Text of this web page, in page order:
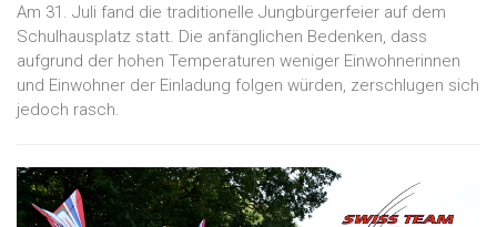
Am 31. Juli fand die traditionelle Jungbürgerfeier auf dem
Schulhausplatz statt. Die anfänglichen Bedenken, dass
aufgrund der hohen Temperaturen weniger Einwohnerinnen
und Einwohner der Einladung folgen würden, zerschlugen sich
jedoch rasch.